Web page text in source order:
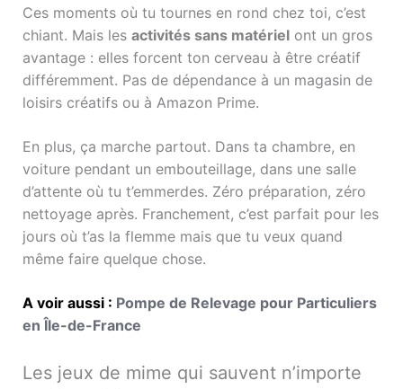
Ces moments où tu tournes en rond chez toi, c’est
chiant. Mais les activités sans matérielont un gros
avantage : elles forcent ton cerveau à être créatif
différemment. Pas de dépendance à un magasin de
loisirs créatifs ou à Amazon Prime.
En plus, ça marche partout. Dans ta chambre, en
voiture pendant un embouteillage, dans une salle
d’attente où tu t’emmerdes. Zéro préparation, zéro
nettoyage après. Franchement, c’est parfait pour les
jours où t’as la flemme mais que tu veux quand
même faire quelque chose.
A voir aussi : Pompe de Relevage pour Particuliers
en Île-de-France
Les jeux de mime qui sauvent n’importe